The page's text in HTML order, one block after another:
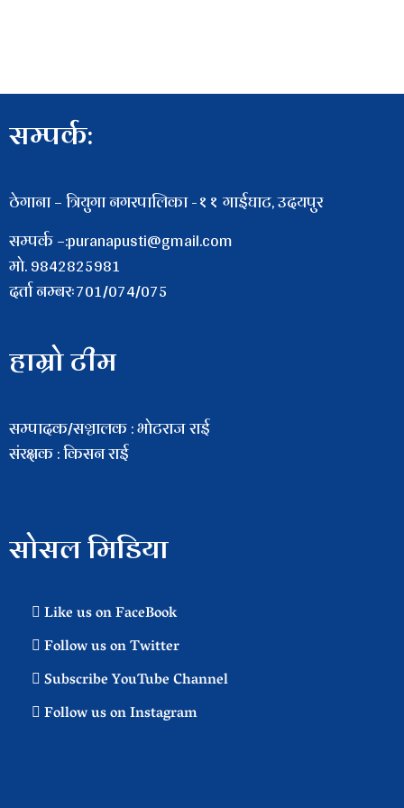
सम्पर्क:
ठेगाना – त्रियुगा नगरपालिका -११ गाईघाट, उदयपुर
सम्पर्क –:puranapusti@gmail.com
माे. 9842825981
दर्ता नम्बरः701/074/075
हाम्रो टीम
सम्पादक/सञ्चालक : भाेटराज राई
संरक्षक : किसन राई
सोसल मिडिया
Like us on FaceBook
Follow us on Twitter
Subscribe YouTube Channel
Follow us on Instagram